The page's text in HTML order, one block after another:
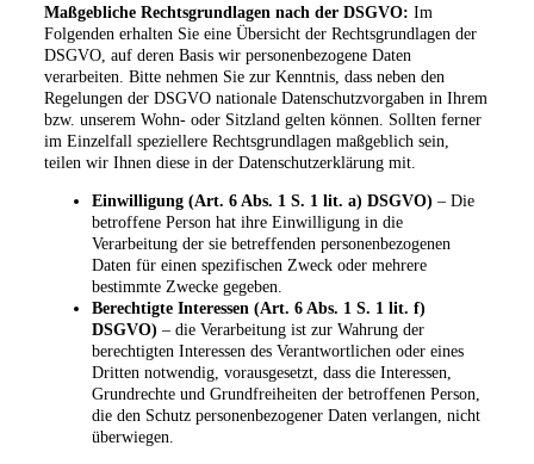
Maßgebliche Rechtsgrundlagen nach der DSGVO: Im
Folgenden erhalten Sie eine Übersicht der Rechtsgrundlagen der
DSGVO, auf deren Basis wir personenbezogene Daten
verarbeiten. Bitte nehmen Sie zur Kenntnis, dass neben den
Regelungen der DSGVO nationale Datenschutzvorgaben in Ihrem
bzw. unserem Wohn- oder Sitzland gelten können. Sollten ferner
im Einzelfall speziellere Rechtsgrundlagen maßgeblich sein,
teilen wir Ihnen diese in der Datenschutzerklärung mit.
Einwilligung (Art. 6 Abs. 1 S. 1 lit. a) DSGVO) – Die
betroffene Person hat ihre Einwilligung in die
Verarbeitung der sie betreffenden personenbezogenen
Daten für einen spezifischen Zweck oder mehrere
bestimmte Zwecke gegeben.
Berechtigte Interessen (Art. 6 Abs. 1 S. 1 lit. f)
DSGVO) – die Verarbeitung ist zur Wahrung der
berechtigten Interessen des Verantwortlichen oder eines
Dritten notwendig, vorausgesetzt, dass die Interessen,
Grundrechte und Grundfreiheiten der betroffenen Person,
die den Schutz personenbezogener Daten verlangen, nicht
überwiegen.